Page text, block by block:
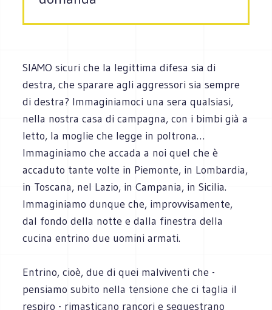
SIAMO sicuri che la legittima difesa sia di
destra, che sparare agli aggressori sia sempre
di destra? Immaginiamoci una sera qualsiasi,
nella nostra casa di campagna, con i bimbi già a
letto, la moglie che legge in poltrona…
Immaginiamo che accada a noi quel che è
accaduto tante volte in Piemonte, in Lombardia,
in Toscana, nel Lazio, in Campania, in Sicilia.
Immaginiamo dunque che, improvvisamente,
dal fondo della notte e dalla finestra della
cucina entrino due uomini armati.
Entrino, cioè, due di quei malviventi che -
pensiamo subito nella tensione che ci taglia il
respiro - rimasticano rancori e sequestrano